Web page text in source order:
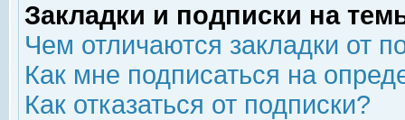
Закладки и подписки на
Чем отличаются закладки от
Как мне подписаться на
Как отказаться от подписки?